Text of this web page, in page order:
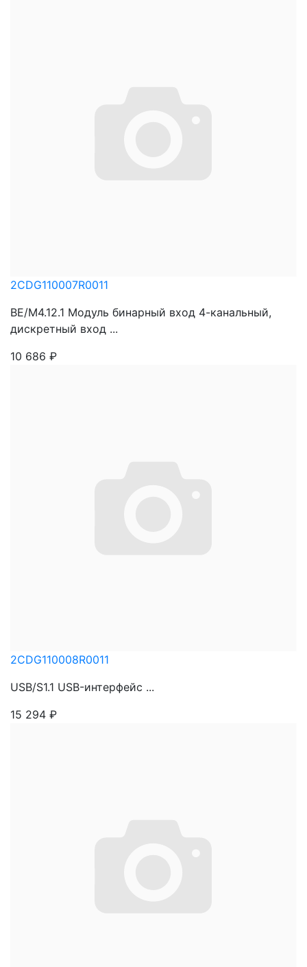
2CDG110007R0011
BE/M4.12.1 Модуль бинарный вход 4-канальный,
дискретный вход ...
10 686 ₽
2CDG110008R0011
USB/S1.1 USB-интерфейс ...
15 294 ₽